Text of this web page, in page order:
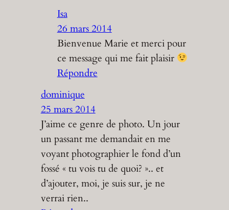
Isa
26 mars 2014
Bienvenue Marie et merci pour
ce message qui me fait plaisir
Répondre
dominique
25 mars 2014
J’aime ce genre de photo. Un jour
un passant me demandait en me
voyant photographier le fond d’un
fossé « tu vois tu de quoi? ».. et
d’ajouter, moi, je suis sur, je ne
verrai rien..